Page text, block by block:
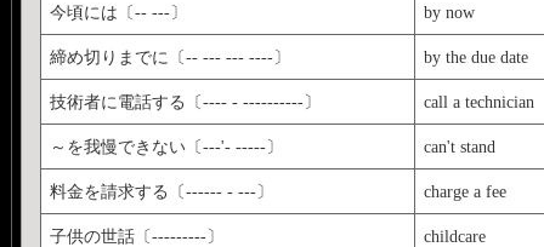
今頃には〔-- ---〕 by now
締め切りまでに〔-- --- --- ----〕 by the due date
技術者に電話する〔---- - ----------〕 call a technician
～を我慢できない〔---'- -----〕 can't stand
料金を請求する〔------ - ---〕 charge a fee
子供の世話〔---------〕 childcare